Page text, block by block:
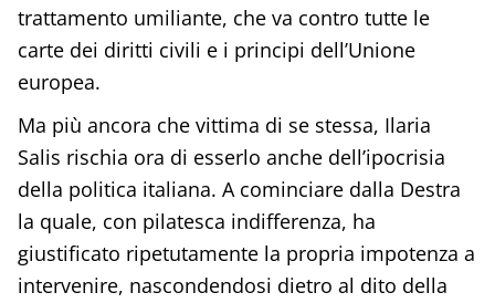
trattamento umiliante, che va contro tutte le
carte dei diritti civili e i principi dell’Unione
europea.
Ma più ancora che vittima di se stessa, Ilaria
Salis rischia ora di esserlo anche dell’ipocrisia
della politica italiana. A cominciare dalla Destra
la quale, con pilatesca indifferenza, ha
giustificato ripetutamente la propria impotenza a
intervenire, nascondendosi dietro al dito della